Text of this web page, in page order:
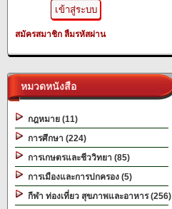
สมัครสมาชิก ลืมรหัสผ่าน
หมวดหนังสือ
กฎหมาย (11)
การศึกษา (224)
การเกษตรและชีววิทยา (85)
การเมืองและการปกครอง (5)
กีฬา ท่องเที่ยว สุขภาพและอาหาร (256)